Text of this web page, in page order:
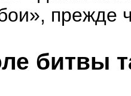
прежде
битвы